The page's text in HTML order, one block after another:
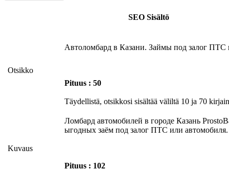
SEO Sisältö
Otsikko
Автоломбард в Казани. Займы под залог ПТС
Pituus : 50
Täydellistä, otsikkosi sisältää väliltä 10 ja 70
Kuvaus
Ломбард автомобилей в городе Казань
ыгодных заём под залог ПТС или автомобиля.
Pituus : 102